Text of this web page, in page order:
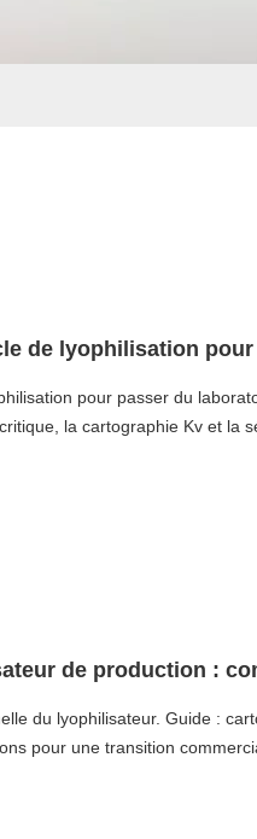
de lyophilisation
pour passer du
la cartographie Kv et la
du lyophilisateur. Guide :
pour une transition